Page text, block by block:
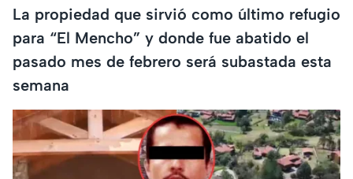
La propiedad que sirvió como último refugio
para “El Mencho” y donde fue abatido el
pasado mes de febrero será subastada esta
semana